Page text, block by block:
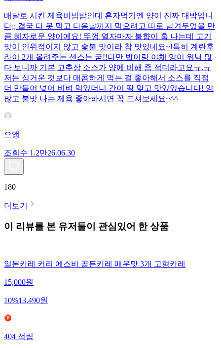
배달로 시킨 제육비빔밥인데 혼자먹기엔 양이 진짜 대박입니
다;; 결국 다 못 먹고 다음날까지 먹으려고 따로 남겨두었을 만
큼 혜자로운 양이에요! 뚜껑 열자마자 불향이 훅 나는데 고기
맛이 인위적이지 않고 숯불 맛이라 참 맛있네요~!특히 계란후
라이 2개 올려주는 센스는 굳!! ​다만 밥이랑 야채 양이 워낙 많
다 보니까 기본 고추장 소스가 양에 비해 좀 적더라고요ㅠ.ㅠ
저는 싱거운 것보다 매콤하게 먹는 걸 좋아해서 소스를 직접
더 만들어 넣어 비벼 먹었더니 간이 딱 맞고 맛있었습니다! 양
많고 불맛 나는 제육 좋아하시면 꼭 드셔보세요~^^
으앵
조회수 1.2만26.06.30
180
더보기
이 리뷰를 본 유저들이 관심있어 한 상품
일본카레 커리 에스비 골든카레 매운맛 3개 고형카레
15,000원
10%13,490원
404 적립